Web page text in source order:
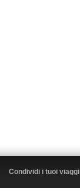
Condividi i tuoi viaggi